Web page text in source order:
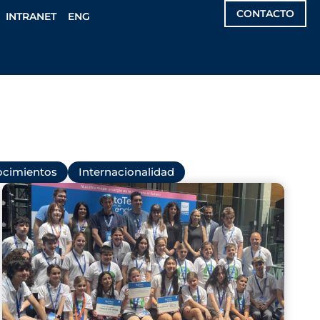
INTRANET ENG CONTACTO
Internacionalidad